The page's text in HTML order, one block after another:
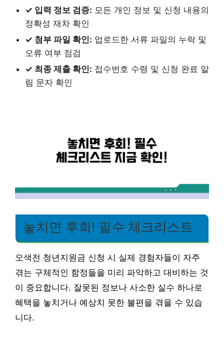
✓ 입력 정보 검증: 모든 개인 정보 및 신청 내용의
정확성 재차 확인
✓ 첨부 파일 확인: 업로드한 서류 파일의 누락 및
오류 여부 점검
✓ 최종 제출 확인: 접수번호 수령 및 신청 완료 알
림 문자 확인
놓치면 후회! 필수 체크리스트
오색전 청년지원금 신청 시 실제 경험자들이 자주
겪는 구체적인 함정들을 미리 파악하고 대비하는 것
이 중요합니다. 잘못된 정보나 사소한 실수 하나로
혜택을 놓치거나 예상치 못한 불편을 겪을 수 있습
니다.